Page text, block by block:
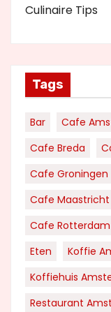
Culinaire Tips
Tags
Bar Cafe
Cafe Breda
Cafe Groningen
Cafe Maastricht
Cafe Rotterdam
Eten
Koffie
Koffiehuis
Restaurant